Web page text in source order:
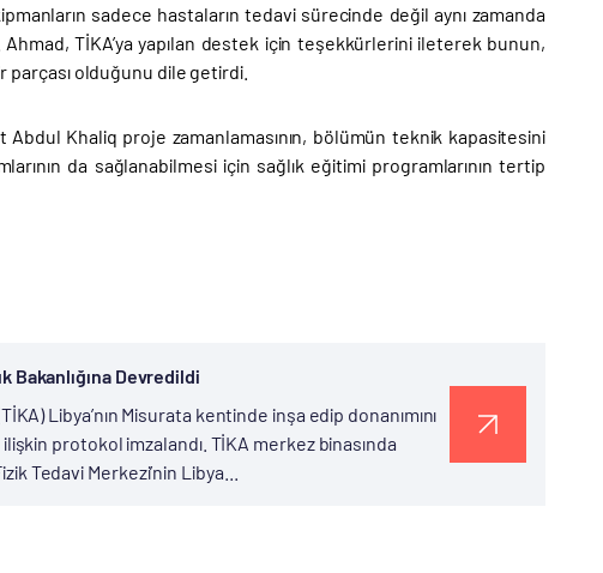
sadece hastaların tedavi sürecinde değil aynı zamanda
TİKA’ya yapılan destek için teşekkürlerini ileterek bunun,
parçası olduğunu dile getirdi.
Abdul Khaliq proje zamanlamasının, bölümün teknik kapasitesini
da sağlanabilmesi için sağlık eğitimi programlarının tertip
Bakanlığına Devredildi
Libya’nın Misurata kentinde inşa edip donanımını
ilişkin protokol imzalandı. TİKA merkez binasında
Tedavi Merkezi’nin Libya...